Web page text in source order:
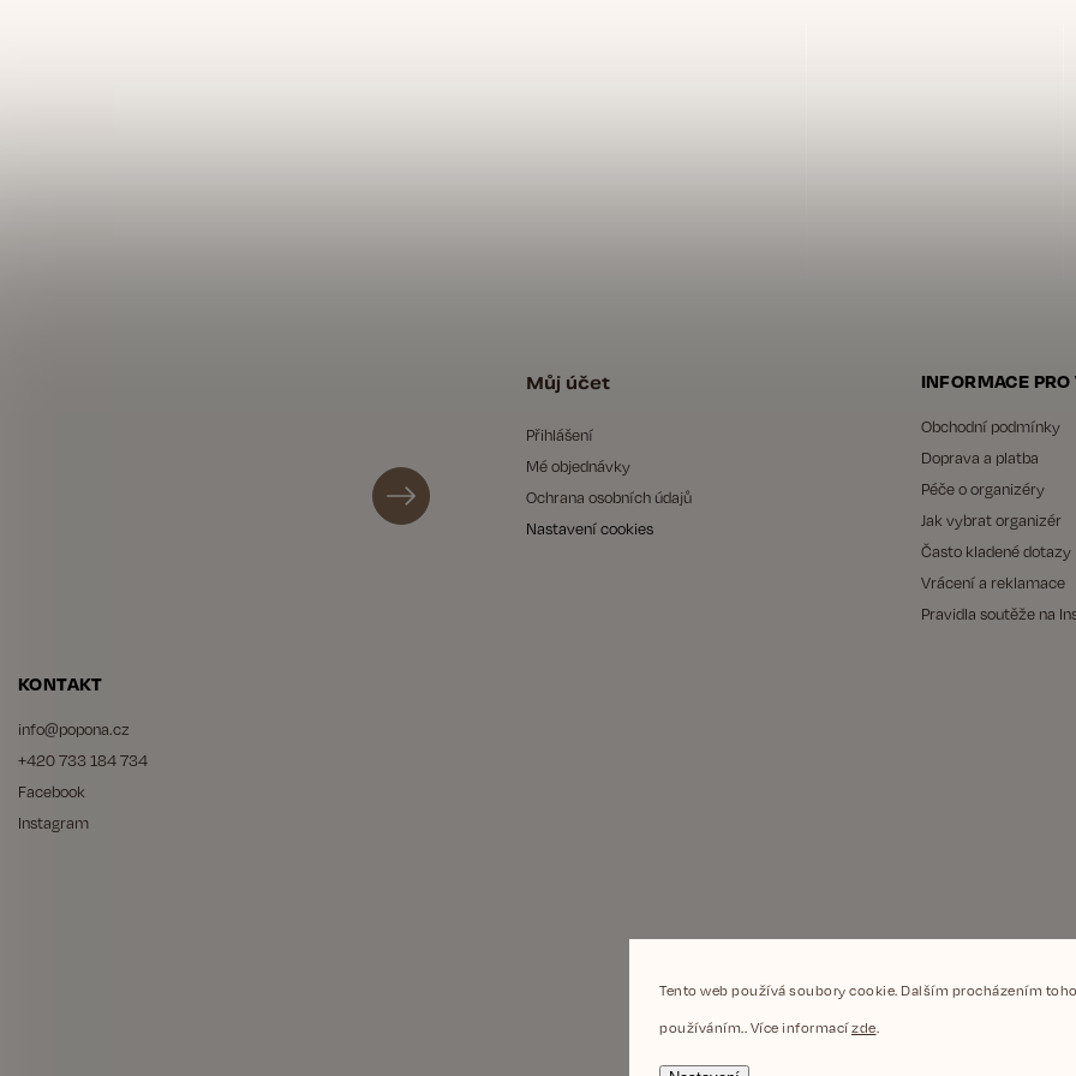
Tento web používá soubory cookie. Dalším procházením
používáním.. Více informacízde.
Můj účet
Přihlášení
Mé objednávky
Ochrana osobních údajů
Nastavení cookies
INFORMACE
Obchodní podmínky
Doprava a platba
Péče o organizéry
Jak vybrat organizér
Často kladené dotazy
Vrácení a reklamace
Pravidla soutěže na
KONTAKT
info@popona.cz
+420 733 184 734
Facebook
Instagram